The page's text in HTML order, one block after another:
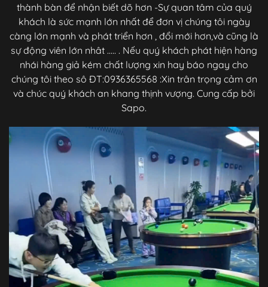
thành bàn để nhận biết dõ hơn -Sự quan tâm của quý
khách là sức mạnh lớn nhất để đơn vị chúng tôi ngày
càng lớn mạnh và phát triển hơn , đổi mới hơn,và cũng là
sự động viên lớn nhât ..... . Nếu quý khách phát hiện hàng
nhái hàng giả kém chất lượng xin hay báo ngay cho
chúng tôi theo sô ĐT:0936365568 :Xin trân trọng cảm ơn
và chúc quý khách an khang thịnh vượng. Cung cấp bởi
Sapo.